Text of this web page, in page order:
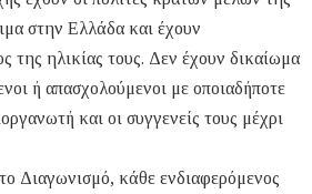
στην Ελλάδα και έχουν
της ηλικίας τους. Δεν έχουν δικαίωμα
ή απασχολούμενοι με οποιαδήποτε
και οι συγγενείς τους μέχρι
Διαγωνισμό, κάθε ενδιαφερόμενος